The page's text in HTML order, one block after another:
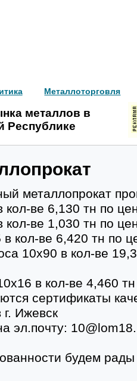
Металлоторговля
металлов в
Республике
металлопрокат
кол-ве 6,130 тн по
кол-ве 1,030 тн по
кол-ве 6,420 тн по
10х90 в кол-ве
в кол-ве 4,460
сертификаты
Ижевск
эл.почту:
будем